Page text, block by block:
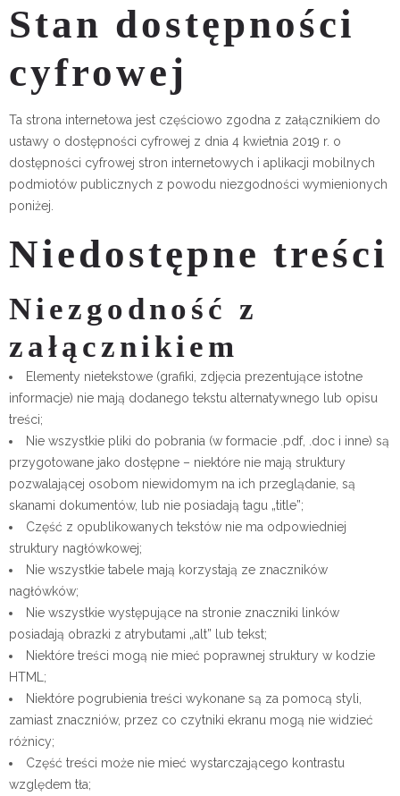
Stan dostępności
cyfrowej
Ta strona internetowa jest częściowo zgodna z załącznikiem do
ustawy o dostępności cyfrowej z dnia 4 kwietnia 2019 r. o
dostępności cyfrowej stron internetowych i aplikacji mobilnych
podmiotów publicznych z powodu niezgodności wymienionych
poniżej.
Niedostępne treści
Niezgodność z
załącznikiem
Elementy nietekstowe (grafiki, zdjęcia prezentujące istotne
informacje) nie mają dodanego tekstu alternatywnego lub opisu
treści;
Nie wszystkie pliki do pobrania (w formacie .pdf, .doc i inne) są
przygotowane jako dostępne – niektóre nie mają struktury
pozwalającej osobom niewidomym na ich przeglądanie, są
skanami dokumentów, lub nie posiadają tagu „title”;
Część z opublikowanych tekstów nie ma odpowiedniej
struktury nagłówkowej;
Nie wszystkie tabele mają korzystają ze znaczników
nagłówków;
Nie wszystkie występujące na stronie znaczniki linków
posiadają obrazki z atrybutami „alt” lub tekst;
Niektóre treści mogą nie mieć poprawnej struktury w kodzie
HTML;
Niektóre pogrubienia treści wykonane są za pomocą styli,
zamiast znaczniów, przez co czytniki ekranu mogą nie widzieć
różnicy;
Część treści może nie mieć wystarczającego kontrastu
względem tła;